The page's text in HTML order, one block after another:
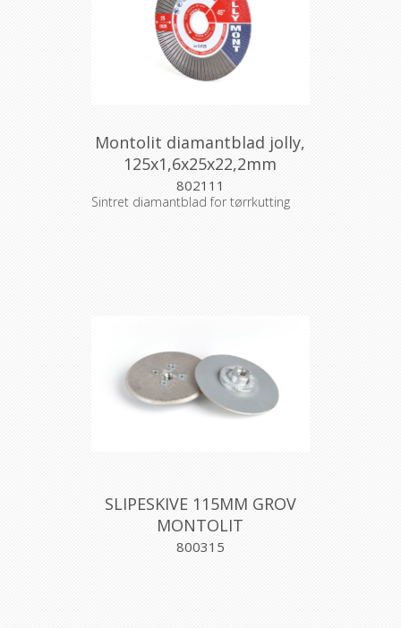
Montolit diamantblad jolly,
125x1,6x25x22,2mm
802111
Sintret diamantblad for tørrkutting
SLIPESKIVE 115MM GROV
MONTOLIT
800315